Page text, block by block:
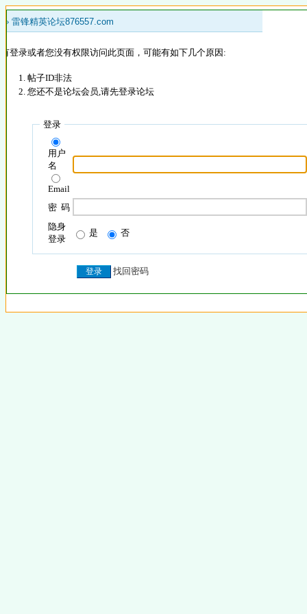
» 雷锋精英论坛876557.com
登录或者您没有权限访问此页面，可能有如下几个原因:
帖子ID非法
您还不是论坛会员,请先登录论坛
登录
用户
名
Email
密 码
隐身
登录
是 否
找回密码